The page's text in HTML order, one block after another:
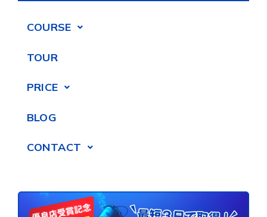
COURSE
TOUR
PRICE
BLOG
CONTACT